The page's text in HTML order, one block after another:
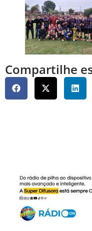
Compartilhe